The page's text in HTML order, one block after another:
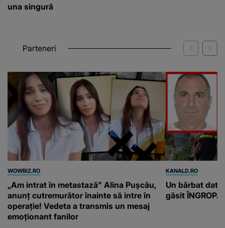
una singură
Parteneri
WOWBIZ.RO
„Am intrat în metastază” Alina Pușcău,
anunț cutremurător înainte să intre în
operație! Vedeta a transmis un mesaj
emoționant fanilor
KANALD.RO
Un bărbat dat
găsit